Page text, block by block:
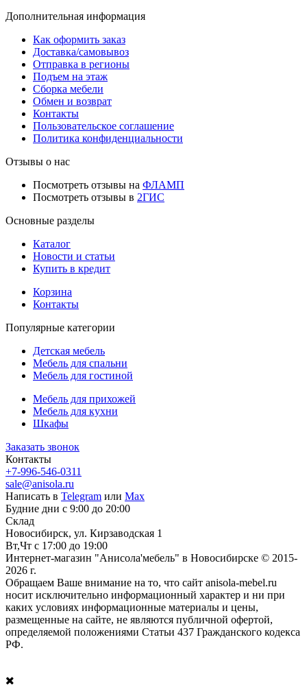
Дополнительная информация
Как оформить заказ
Доставка/самовывоз
Отправка в регионы
Подъем на этаж
Сборка мебели
Обмен и возврат
Контакты
Пользовательское соглашение
Политика конфиденциальности
Отзывы о нас
Посмотреть отзывы на ФЛАМП
Посмотреть отзывы в 2ГИС
Основные разделы
Каталог
Новости и статьи
Купить в кредит
Корзина
Контакты
Популярные категории
Детская мебель
Мебель для спальни
Мебель для гостиной
Мебель для прихожей
Мебель для кухни
Шкафы
Заказать звонок
Контакты
+7-996-546-0311
sale@anisola.ru
Написать в Telegram или Max
Будние дни с 9:00 до 20:00
Склад
Новосибирск, ул. Кирзаводская 1
Вт,Чт с 17:00 до 19:00
Интернет-магазин "Анисола'мебель" в Новосибирске © 2015-
2026 г.
Обращаем Ваше внимание на то, что сайт anisola-mebel.ru
носит исключительно информационный характер и ни при
каких условиях информационные материалы и цены,
размещенные на сайте, не являются публичной офертой,
определяемой положениями Статьи 437 Гражданского кодекса
РФ.